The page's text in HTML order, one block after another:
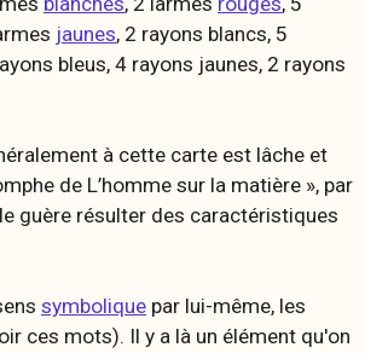
jaunes, 2 rayons blancs, 5
bleus, 4 rayons jaunes, 2 rayons
à cette carte est lâche et
de L’homme sur la matière », par
guère résulter des caractéristiques
symbolique par lui-même, les
ces mots). Il y a là un élément qu'on